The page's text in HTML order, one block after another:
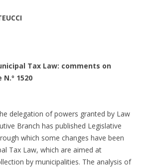
Tax Law: comments on
1520
delegation of powers granted by Law
Branch has published Legislative
which some changes have been
Tax Law, which are aimed at
by municipalities. The analysis of